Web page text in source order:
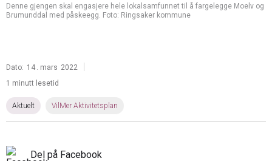
Denne gjengen skal engasjere hele lokalsamfunnet til å fargelegge Moelv og
Brumunddal med påskeegg. Foto: Ringsaker kommune
Dato: 14 . mars 2022
1 minutt lesetid
Aktuelt VilMer Aktivitetsplan
Del på Facebook